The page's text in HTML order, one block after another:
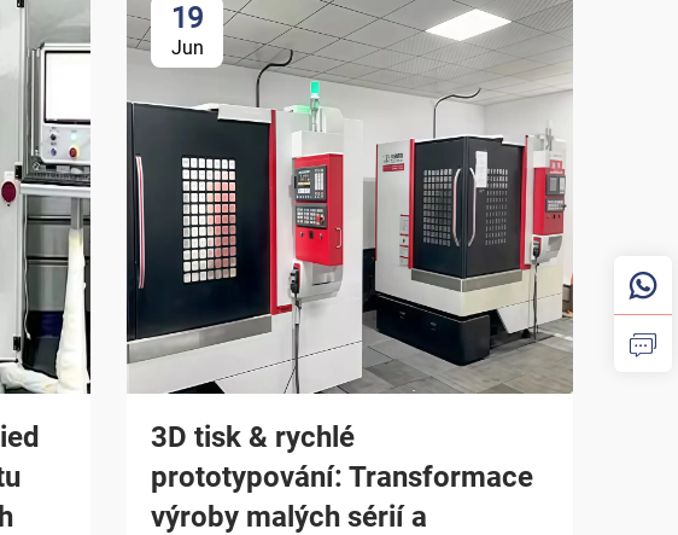
19
Jun
3D tisk & rychlé
prototypování: Transformace
výroby malých sérií a